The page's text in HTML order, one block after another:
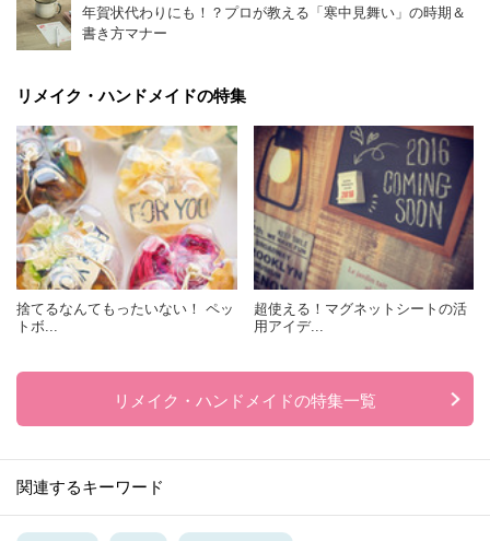
年賀状代わりにも！？プロが教える「寒中見舞い」の時期＆
書き方マナー
リメイク・ハンドメイドの特集
捨てるなんてもったいない！ ペッ
トボ...
超使える！マグネットシートの活
用アイデ...
リメイク・ハンドメイドの特集一覧
関連するキーワード